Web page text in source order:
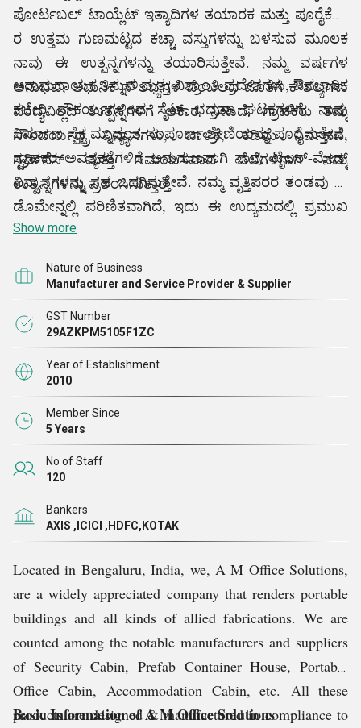
ಪೋರ್ಟಬಲ್ ಟಾಯ್ಲೆಟ್ ಇತ್ಯಾದಿಗಳ ತಯಾರಕ ಮತ್ತು ಪೂರೈಕೆದಾ
ರ ಉತ್ತಮ ಗುಣಮಟ್ಟದ ಕಚ್ಚಾ ವಸ್ತುಗಳನ್ನು ಬಳಸುವ ಮೂಲಕ
ನಾವು ಈ ಉತ್ಪನ್ನಗಳನ್ನು ತಯಾರಿಸುತ್ತೇವೆ. ನಮ್ಮ ವರ್ಷಗಳ
ಅನುಭವ, ಆಧುನಿಕ ಸೌಲಭ್ಯಗಳ ಬೆಂಬಲದ ಜೊತೆಗೆ ಕೌಶಲ್ಯಗಳು
ಪಂದ್ಯವಿಲ್ಲದ ಉತ್ಪನ್ನಗಳಿಗೆ ಆಕಾರ ನೀಡಿದೆ. ಗ್ರಾಹಕರು ತಮ್ಮ
ಸೌಂದರ್ಯದ ವಿನ್ಯಾಸಗಳು, ಬಾಳಿಕೆ, ಕಡಿಮೆ ನಿರ್ವಹಣೆ,
ಸ್ಟರ್ಡಿನೆಸ್ ಮತ್ತು ಸಮಂಜಸವಾದ ಬೆಲೆಗಳಿಗಾಗಿ ನಮ್ಮ
ಉತ್ಪನ್ನಗಳನ್ನು ಪ್ರಶಂಸಿಸುತ್ತಾರೆ
.
ಆರಾಮದಾಯಕ ತಿನ್ನುವ ಮತ್ತು ವಿಶ್ರಾಂತಿ ಪ್ರದೇಶಗಳು, ಔಪಚಾರಿಕ
ಕಚೇರಿ ಸೌಕರ್ಯಗಳಿಂದ ಸೈಟ್ ಭದ್ರತಾ ಘಟಕಗಳಿಗೆ, ನಾವು
ನಿರ್ಮಾಣ ಸ್ಪೆಕ್ಟ್ರಮ್ನಾದ್ಯಂತ ಸಂಪೂರ್ಣ ಶ್ರೇಣಿಯನ್ನು ಪೂರೈಸುತ್ತೇವೆ.
ಗ್ರಾಹಕರ ಅವಶ್ಯಕತೆಗಳಿಗೆ ಅನುಗುಣವಾಗಿ ನಾವು ಟೈಲರ್-ಮೇಡ್
ವಿನ್ಯಾಸಗಳನ್ನು ಸಹ ಒದಗಿಸುತ್ತೇವೆ. ನಮ್ಮ ವೃತ್ತಿಪರರ ತಂಡವು ಈ
ಡೊಮೇನ್ನಲ್ಲಿ ಪರಿಣಿತವಾಗಿದೆ, ಇದು ಈ ಉದ್ಯಮದಲ್ಲಿ ಪ್ರಮುಖ
ಹೆಸರಾಗಿ ವಿಕಸನಗೊಳ್ಳಲು ನಮಗೆ ಸಹಾಯ ಮಾಡುತ್ತದೆ. ನಮ್ಮ
ಮಾರುಕಟ್ಟೆಗಳಲ್ಲಿ ಬಲವಾದ ಹೆಜ್ಜೆ ಸ್ಥಾಪಿಸಲು ನಮಗೆ ಸಹಾಯ
ಮಾಡಿದೆ. ನಮ್ಮ ಗುಣಮಟ್ಟದ ನಿಯಂತ್ರಕಗಳು, ವಿನ್ಯಾಸಕರು,
ಗುತ್ತಿಗೆದಾರರು ಮತ್ತು ಮಾರಾಟ ವ್ಯವಸ್ಥಾಪಕರ ಬದ್ಧತೆಯಿಂದಾಗಿ,
ನಾವು ದೊಡ್ಡ ಯೋಜನೆಗಳನ್ನು ನಿರ್ವಹಿಸಲು ಸಮರ್ಥರಾಗಿದ್ದೇವೆ.
Show more
Nature of Business
Manufacturer and Service Provider & Supplier
GST Number
29AZKPM5105F1ZC
Year of Establishment
2010
Member Since
5 Years
No of Staff
120
Bankers
AXIS ,ICICI ,HDFC,KOTAK
Located in Bengaluru, India, we, A M Office Solutions,
are a widely appreciated company that renders portable
buildings and all kinds of allied fabrications. We are
counted among the notable manufacturers and suppliers
of Security Cabin, Prefab Container House, Portable
Office Cabin, Accommodation Cabin, etc. All these
products are designed & manufactured in compliance to
Basic Information of A M Office Solutions